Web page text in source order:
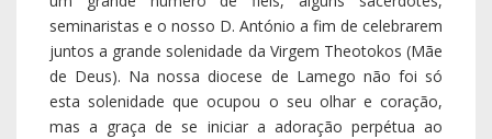
seminaristas e o nosso D. António a fim de celebrarem
juntos a grande solenidade da Virgem Theotokos (Mãe
de Deus). Na nossa diocese de Lamego não foi só
esta solenidade que ocupou o seu olhar e coração,
mas a graça de se iniciar a adoração perpétua ao